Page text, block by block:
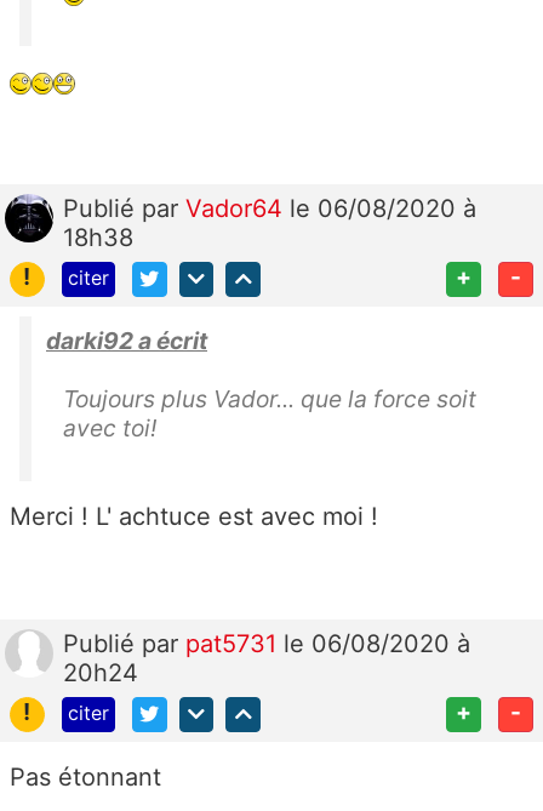
Publié par Vador64 le 06/08/2020 à
18h38
!
citer + -
darki92 a écrit
Toujours plus Vador... que la force soit
avec toi!
Merci ! L' achtuce est avec moi !
Publié par pat5731 le 06/08/2020 à
20h24
!
citer + -
Pas étonnant